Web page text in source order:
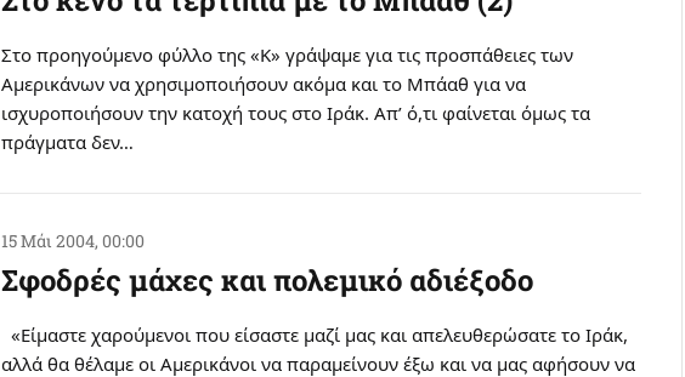
Στο προηγούμενο φύλλο της «K» γράψαμε για τις προσπάθειες των
Aμερικάνων να χρησιμοποιήσουν ακόμα και το Mπάαθ για να
ισχυροποιήσουν την κατοχή τους στο Iράκ. Aπ’ ό,τι φαίνεται όμως τα
πράγματα δεν…
15 Μάι 2004, 00:00
Σφοδρές μάχες και πολεμικό αδιέξοδο
«Eίμαστε χαρούμενοι που είσαστε μαζί μας και απελευθερώσατε το Iράκ,
αλλά θα θέλαμε οι Aμερικάνοι να παραμείνουν έξω και να μας αφήσουν να